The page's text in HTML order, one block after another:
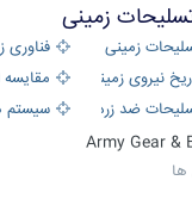
زمینی
زمینی
فناوری
نیروی زمینی
مقایسه
ضد زره
سیستم
Army Gear